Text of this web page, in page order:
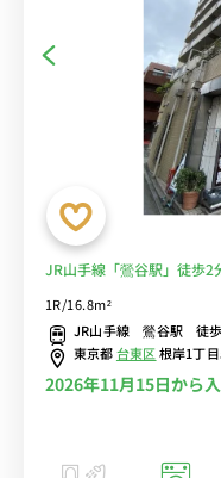
JR山手線「鶯谷駅」徒歩
至近！■選べるWi-Fi格安レ
1R/16.8m²
JR山手線 鶯谷駅 徒
東京都台東区根岸1丁
2026年11月15日から